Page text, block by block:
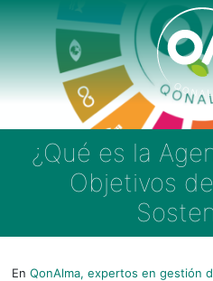
¿Qué es la
Objetivos
EnQonAlma, expertos en gestión